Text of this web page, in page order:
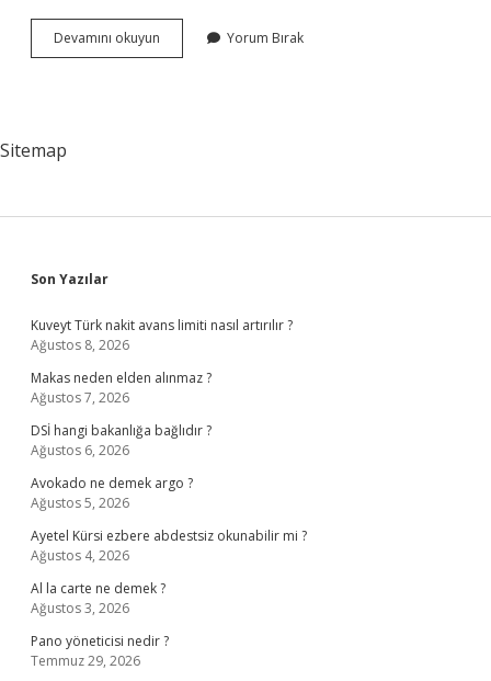
Devamını okuyun
Hep
Yorum Bırak
Sitemap
Sidebar
Son Yazılar
Kuveyt Türk nakit avans limiti nasıl artırılır ?
Ağustos 8, 2026
Makas neden elden alınmaz ?
Ağustos 7, 2026
DSİ hangi bakanlığa bağlıdır ?
Ağustos 6, 2026
Avokado ne demek argo ?
Ağustos 5, 2026
Ayetel Kürsi ezbere abdestsiz okunabilir mi ?
Ağustos 4, 2026
Al la carte ne demek ?
Ağustos 3, 2026
Pano yöneticisi nedir ?
Temmuz 29, 2026